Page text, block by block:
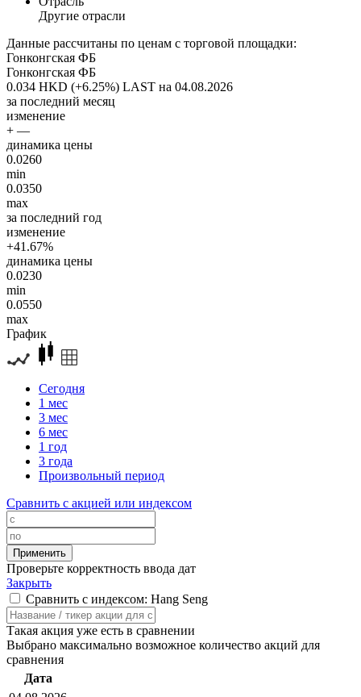
Другие отрасли
Данные рассчитаны по ценам с торговой площадки:
Гонконгская ФБ
Гонконгская ФБ
0.034 HKD (+6.25%) LAST на 04.08.2026
за последний месяц
изменение
+ —
динамика цены
0.0260
min
0.0350
max
за последний год
изменение
+41.67%
динамика цены
0.0230
min
0.0550
max
График
Сегодня
1 мес
3 мес
6 мес
1 год
3 года
Произвольный период
Сравнить с акцией или индексом
Проверьте корректность ввода дат
Закрыть
Сравнить с индексом: Hang Seng
Такая акция уже есть в сравнении
Выбрано максимально возможное количество акций для
сравнения
Дата